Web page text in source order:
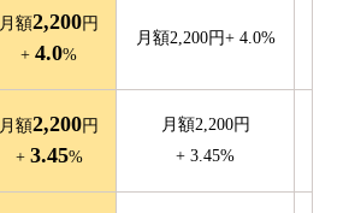
月額2,200円
+4.0%
月額2,200円+ 4.0%
月額2,200円
+ 3.45%
月額2,200円
+3.45%